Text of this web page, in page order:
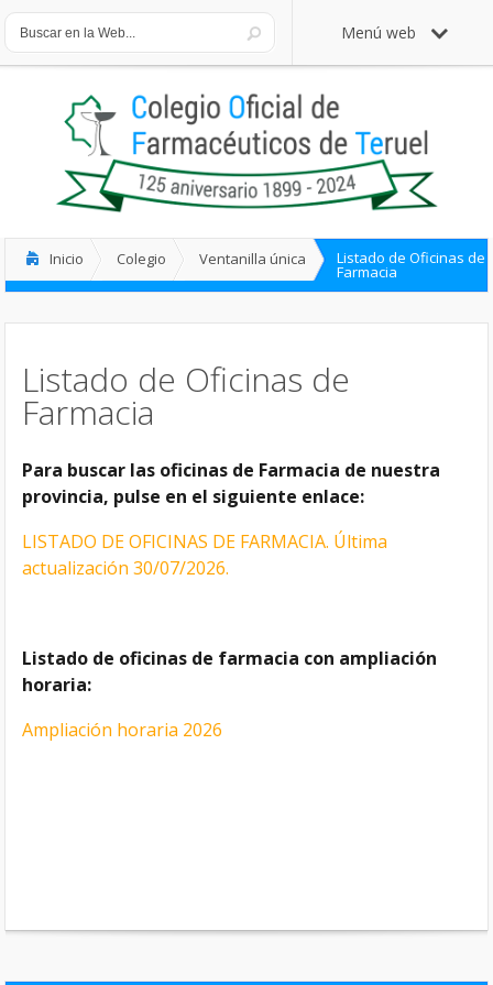
Menú web
Inicio Colegio Ventanilla única Listado de Oficinas de
Farmacia
Listado de Oficinas de
Farmacia
Para buscar las oficinas de Farmacia de nuestra
provincia, pulse en el siguiente enlace:
LISTADO DE OFICINAS DE FARMACIA. Última
actualización 30/07/2026.
Listado de oficinas de farmacia con ampliación
horaria:
Ampliación horaria 2026